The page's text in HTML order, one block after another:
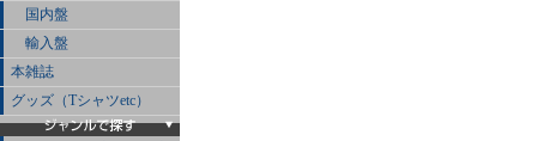
国内盤
輸入盤
本雑誌
グッズ（Tシャツetc）